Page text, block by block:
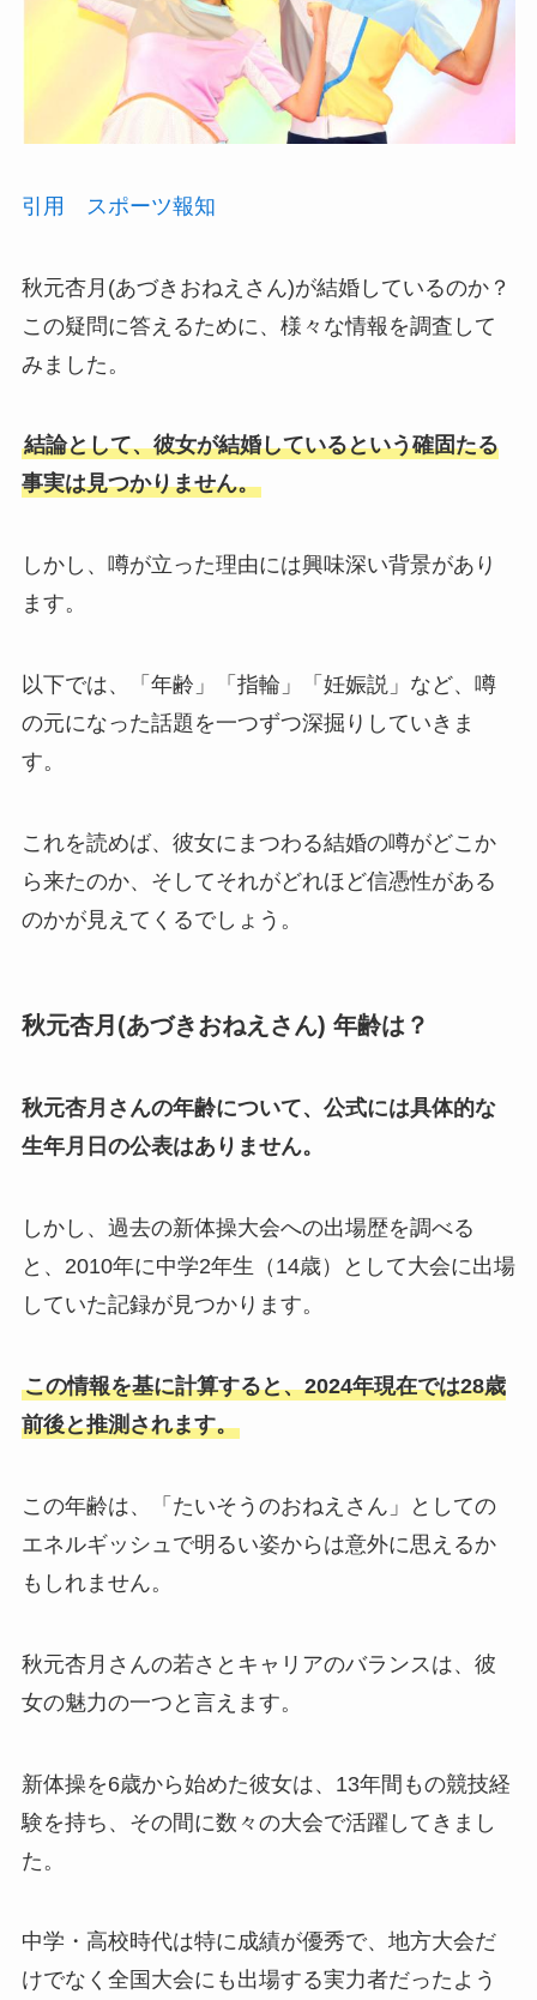
引用 スポーツ報知
秋元杏月(あづきおねえさん)が結婚しているのか？
この疑問に答えるために、様々な情報を調査して
みました。
結論として、彼女が結婚しているという確固たる
事実は見つかりません。
しかし、噂が立った理由には興味深い背景があり
ます。
以下では、「年齢」「指輪」「妊娠説」など、噂
の元になった話題を一つずつ深掘りしていきま
す。
これを読めば、彼女にまつわる結婚の噂がどこか
ら来たのか、そしてそれがどれほど信憑性がある
のかが見えてくるでしょう。
秋元杏月(あづきおねえさん) 年齢は？
秋元杏月さんの年齢について、公式には具体的な
生年月日の公表はありません。
しかし、過去の新体操大会への出場歴を調べる
と、2010年に中学2年生（14歳）として大会に出場
していた記録が見つかります。
この情報を基に計算すると、2024年現在では28歳
前後と推測されます。
この年齢は、「たいそうのおねえさん」としての
エネルギッシュで明るい姿からは意外に思えるか
もしれません。
秋元杏月さんの若さとキャリアのバランスは、彼
女の魅力の一つと言えます。
新体操を6歳から始めた彼女は、13年間もの競技経
験を持ち、その間に数々の大会で活躍してきまし
た。
中学・高校時代は特に成績が優秀で、地方大会だ
けでなく全国大会にも出場する実力者だったよう